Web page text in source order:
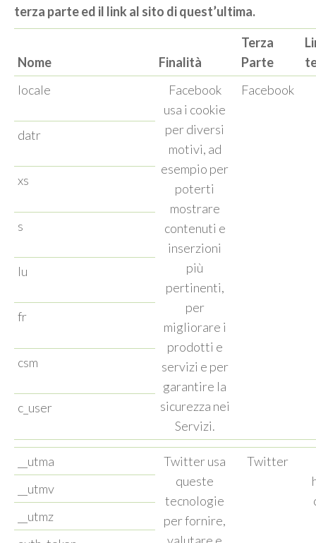
terza parte ed il link al sito di quest’ultima.
Nome Finalità
Terza
Parte
locale
Facebook
usa i cookie
per diversi
motivi, ad
esempio per
poterti
mostrare
contenuti e
inserzioni
più
pertinenti,
per
migliorare i
prodotti e
servizi e per
garantire la
sicurezza nei
Servizi.
Facebook
datr
xs
s
lu
fr
csm
c_user
__utma
Twitter usa
queste
tecnologie
per fornire,
Twitter
__utmv
__utmz